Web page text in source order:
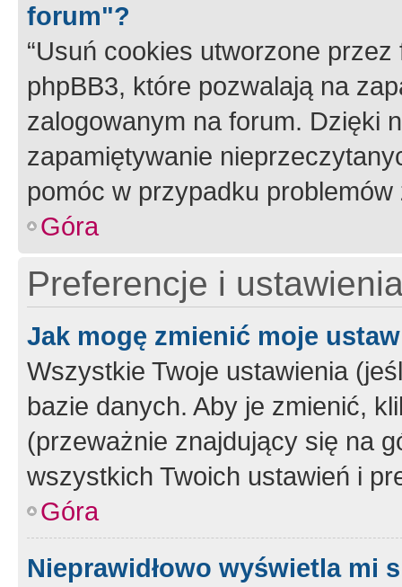
forum"?
“Usuń cookies utworzone
phpBB3, które pozwalają na
zalogowanym na forum. Dzięki
zapamiętywanie
pomóc w przypadku
Góra
Preferencje i
Jak mogę zmienić moje
Wszystkie Twoje ustawienia
bazie danych. Aby je zmienić,
(przeważnie znajdujący się na
wszystkich Twoich ustawień i
Góra
Nieprawidłowo wyświetla mi